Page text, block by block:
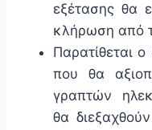
εξέτασης θα
κλήρωση από
Παρατίθεται
που θα
γραπτών
θα